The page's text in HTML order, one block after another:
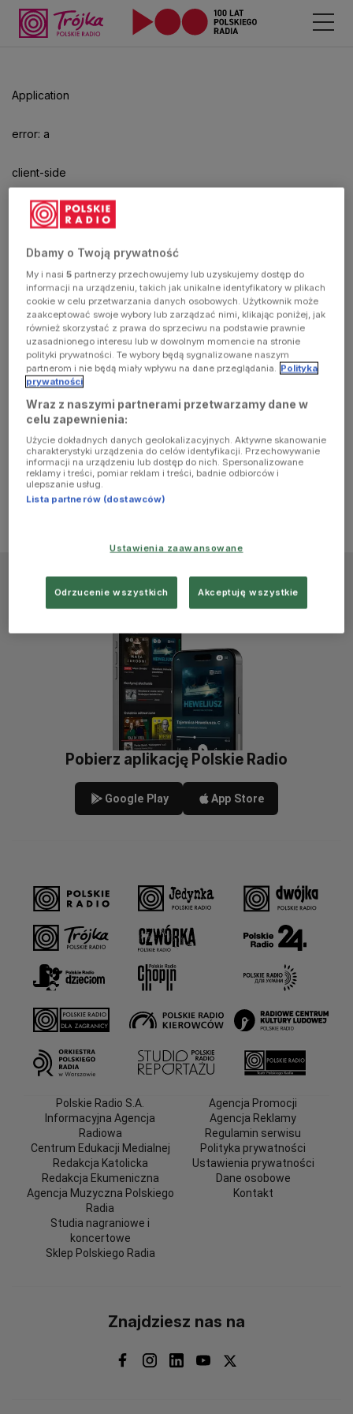
Application
error: a
client-side
exception
has
occurred
(see the
browser
console for
more
information)
aby
odtwarzać.
Pobierz aplikację Polskie Radio
Google Play App Store
Polskie Radio S.A.
Informacyjna Agencja
Radiowa
Centrum Edukacji Medialnej
Redakcja Katolicka
Redakcja Ekumeniczna
Agencja Muzyczna Polskiego
Radia
Studia nagraniowe i
koncertowe
Sklep Polskiego Radia
Agencja Promocji
Agencja Reklamy
Regulamin serwisu
Polityka prywatności
Ustawienia prywatności
Dane osobowe
Kontakt
Znajdziesz nas na
Dbamy o Twoją prywatność
My i nasi5 partnerzy przechowujemy lub uzyskujemy dostęp do
informacji na urządzeniu, takich jak unikalne identyfikatory w plikach
cookie w celu przetwarzania danych osobowych. Użytkownik może
zaakceptować swoje wybory lub zarządzać nimi, klikając poniżej, jak
również skorzystać z prawa do sprzeciwu na podstawie prawnie
uzasadnionego interesu lub w dowolnym momencie na stronie
polityki prywatności. Te wybory będą sygnalizowane naszym
partnerom i nie będą miały wpływu na dane przeglądania. Polityka
prywatności
Wraz z naszymi partnerami przetwarzamy dane w
celu zapewnienia:
Użycie dokładnych danych geolokalizacyjnych. Aktywne skanowanie
charakterystyki urządzenia do celów identyfikacji. Przechowywanie
informacji na urządzeniu lub dostęp do nich. Spersonalizowane
reklamy i treści, pomiar reklam i treści, badnie odbiorców i
ulepszanie usług.
Lista partnerów (dostawców)
Ustawienia zaawansowane
Odrzucenie wszystkich Akceptuję wszystkie